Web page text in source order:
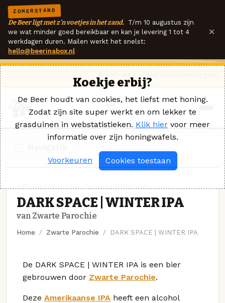
ZOMERSTAND
De Beer ligt met z'n voetjes in het zand. T/m 10 augustus zijn
we wat minder goed bereikbaar en kan je levering 1 tot 4
werkdagen duren. Mailen werkt het snelst:
hello@beerinabox.nl
×
DARK SPACE | WINTER IPA
van Zwarte Parochie
Home Zwarte Parochie DARK SPACE | WINTER IPA
De DARK SPACE | WINTER IPA is een bier
gebrouwen door Zwarte Parochie.
Deze Amerikaanse IPA heeft een alcohol
Koekje erbij?
De Beer houdt van cookies, het liefst met honing.
Zodat zijn site super werkt en om lekker te
grasduinen in webstatistieken. Klik hier voor meer
informatie over zijn honingwafels.
Voorkeuren Cookies toestaan